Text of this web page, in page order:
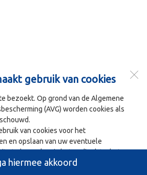
gebruik van cookies
bezoekt. Op grond van de Algemene
(AVG) worden cookies als
van cookies voor het
en opslaan van uw eventuele
te bezoeken is het nodig dat u het
accepteert. U doet dit door op 'Ja ik
hiermee akkoord